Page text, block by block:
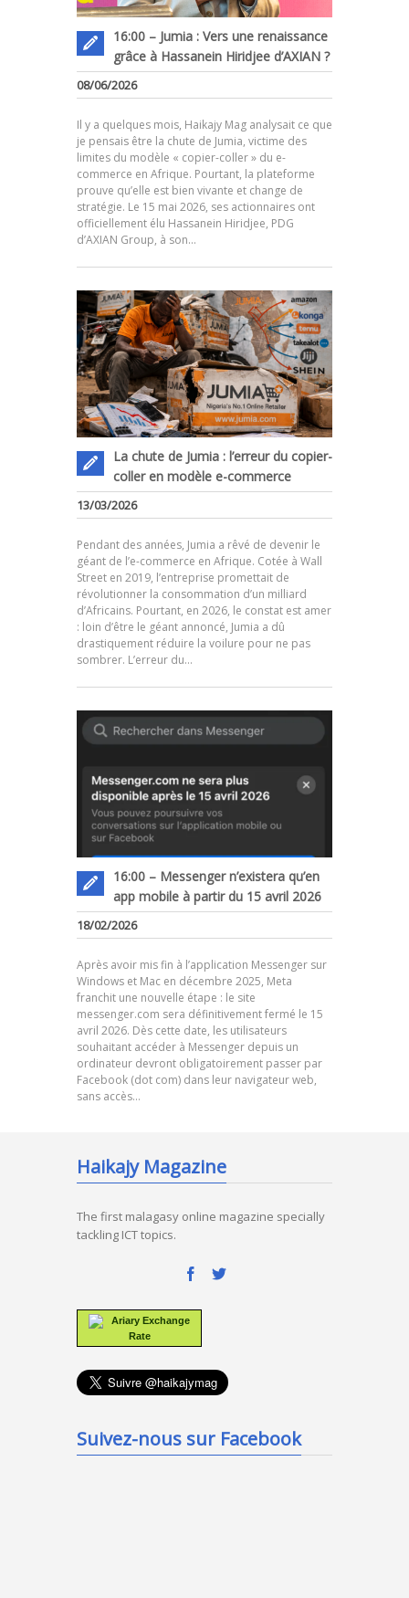
16:00 – Jumia : Vers une renaissance
grâce à Hassanein Hiridjee d’AXIAN ?
08/06/2026
Il y a quelques mois, Haikajy Mag analysait ce que
je pensais être la chute de Jumia, victime des
limites du modèle « copier-coller » du e-
commerce en Afrique. Pourtant, la plateforme
prouve qu’elle est bien vivante et change de
stratégie. Le 15 mai 2026, ses actionnaires ont
officiellement élu Hassanein Hiridjee, PDG
d’AXIAN Group, à son…
La chute de Jumia : l’erreur du copier-
coller en modèle e-commerce
13/03/2026
Pendant des années, Jumia a rêvé de devenir le
géant de l’e-commerce en Afrique. Cotée à Wall
Street en 2019, l’entreprise promettait de
révolutionner la consommation d’un milliard
d’Africains. Pourtant, en 2026, le constat est amer
: loin d’être le géant annoncé, Jumia a dû
drastiquement réduire la voilure pour ne pas
sombrer. L’erreur du…
16:00 – Messenger n’existera qu’en
app mobile à partir du 15 avril 2026
18/02/2026
Après avoir mis fin à l’application Messenger sur
Windows et Mac en décembre 2025, Meta
franchit une nouvelle étape : le site
messenger.com sera définitivement fermé le 15
avril 2026. Dès cette date, les utilisateurs
souhaitant accéder à Messenger depuis un
ordinateur devront obligatoirement passer par
Facebook (dot com) dans leur navigateur web,
sans accès…
Haikajy Magazine
The first malagasy online magazine specially
tackling ICT topics.
Ariary Exchange
Rate
Suivez-nous sur Facebook